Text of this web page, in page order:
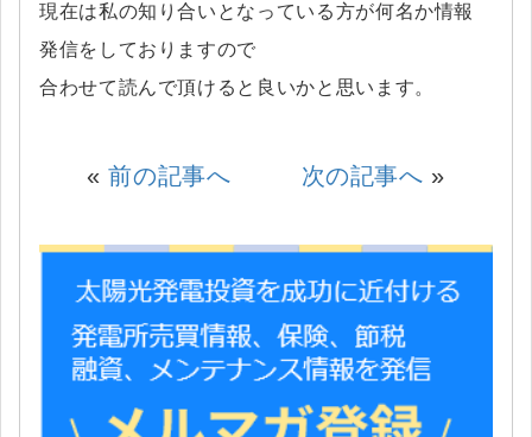
現在は私の知り合いとなっている方が何名か情報
発信をしておりますので
合わせて読んで頂けると良いかと思います。
«前の記事へ 次の記事へ »